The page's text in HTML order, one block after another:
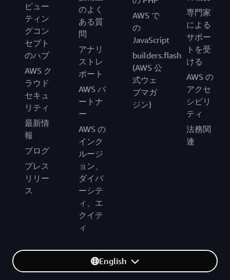
ピュー
ティン
グコン
セプト
のハブ
AWS ク
ラウド
セキュ
リティ
最新情
報
ブログ
プレス
リリー
ス
のよく
ある質
問
アナリ
ストレ
ポート
AWS パ
ートナ
ー
AWS の
インク
ルージ
ョン、
ダイバ
ーシテ
ィ、エ
クイテ
ィ
AWS で
の
JavaScript
builders.flash
(AWS 公
式ウェ
ブマガ
ジン)
専門家
による
サポー
トを受
ける
AWS の
アクセ
シビリ
ティ
法務関
連
English